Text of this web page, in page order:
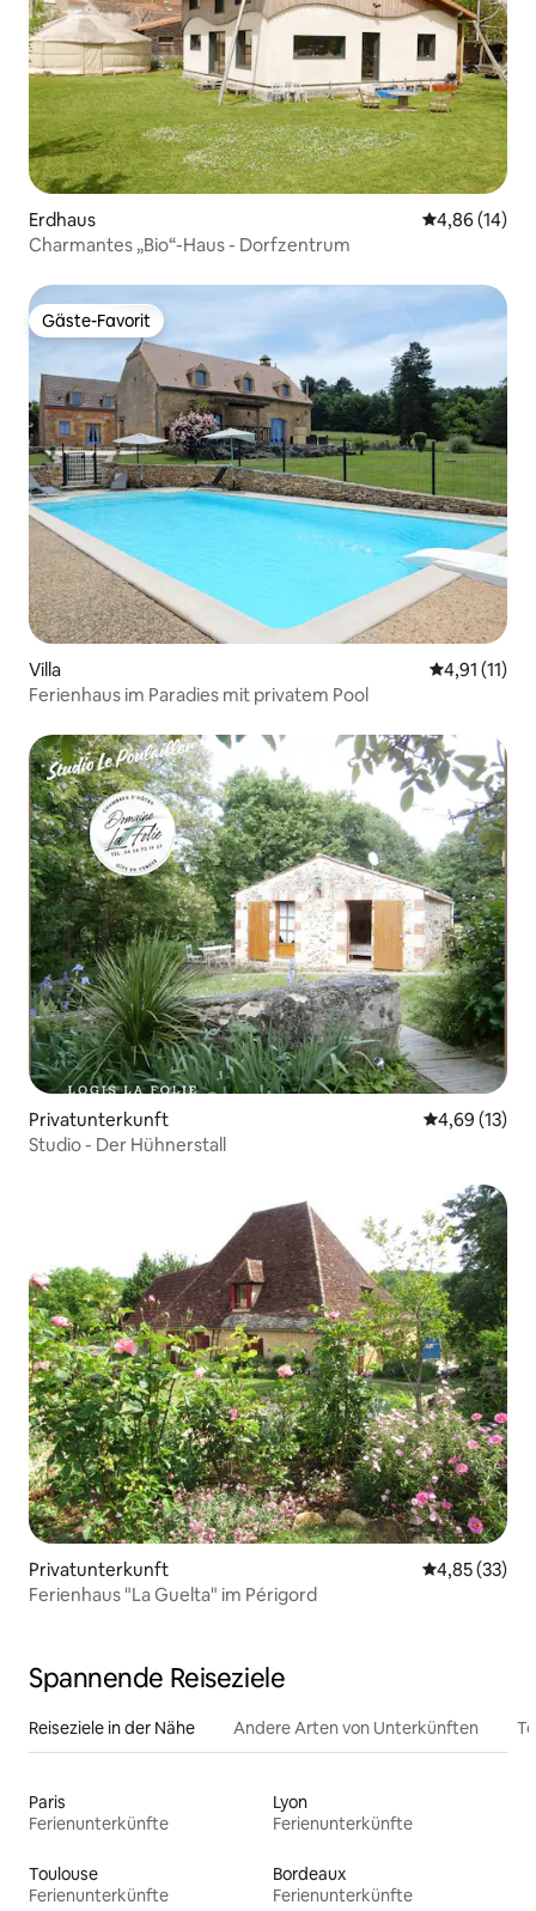
Erdhaus
4,86 (14)
Charmantes „Bio“-Haus - Dorfzentrum
Gäste-Favorit
Gäste-Favorit
Villa
4,91 (11)
Ferienhaus im Paradies mit privatem Pool
Privatunterkunft
4,69 (13)
Studio - Der Hühnerstall
Privatunterkunft
4,85 (33)
Ferienhaus "La Guelta" im Périgord
Spannende Reiseziele
Reiseziele in der Nähe Andere Arten von Unterkünften
Paris
Ferienunterkünfte
Lyon
Ferienunterkünfte
Toulouse
Ferienunterkünfte
Bordeaux
Ferienunterkünfte